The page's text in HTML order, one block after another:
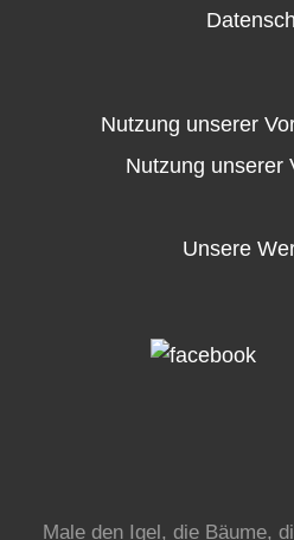
Nutzung unserer
Nutzung unserer
Unsere
Male den Igel, die Bäume,